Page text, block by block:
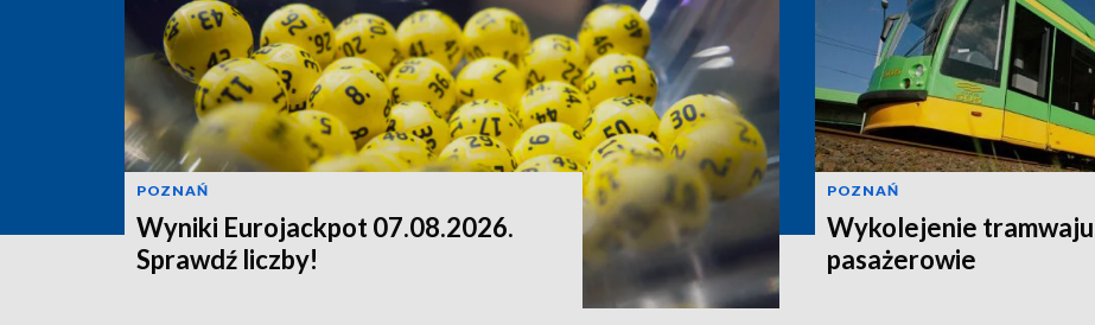
POZNAŃ
Wyniki Eurojackpot 07.08.2026.
Sprawdź liczby!
POZNAŃ
Wykolejenie
pasażerowie